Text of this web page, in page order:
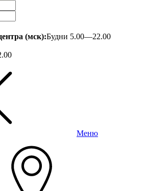
(мск):Будни 5.00—22.00
Меню